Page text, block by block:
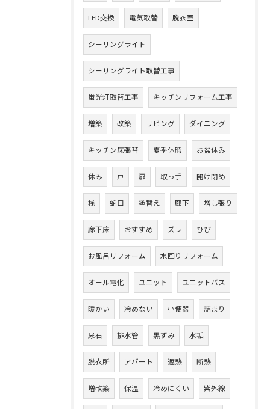
LED交換 電気取替 脱衣室
シーリングライト
シーリングライト取替工事
蛍光灯取替工事 キッチンリフォーム工事
増築 改築 リビング ダイニング
キッチン床張替 夏季休暇 お盆休み
休み 戸 扉 取っ手 開け閉め
桟 蛇口 塗替え 廊下 増し張り
廊下床 おすすめ ズレ ひび
お風呂リフォーム 水回りリフォーム
オール電化 ユニット ユニットバス
暖かい 冷めない 小便器 詰まり
尿石 排水管 黒ずみ 水垢
脱衣所 アパート 遮熱 断熱
増改築 保温 冷めにくい 紫外線